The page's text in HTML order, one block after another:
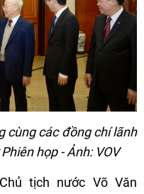
cùng các đồng chí lãnh
họp - Ảnh: VOV
tịch nước Võ Văn